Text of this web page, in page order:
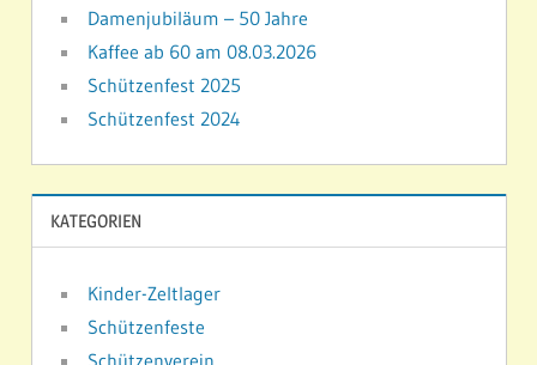
Damenjubiläum – 50 Jahre
Kaffee ab 60 am 08.03.2026
Schützenfest 2025
Schützenfest 2024
KATEGORIEN
Kinder-Zeltlager
Schützenfeste
Schützenverein